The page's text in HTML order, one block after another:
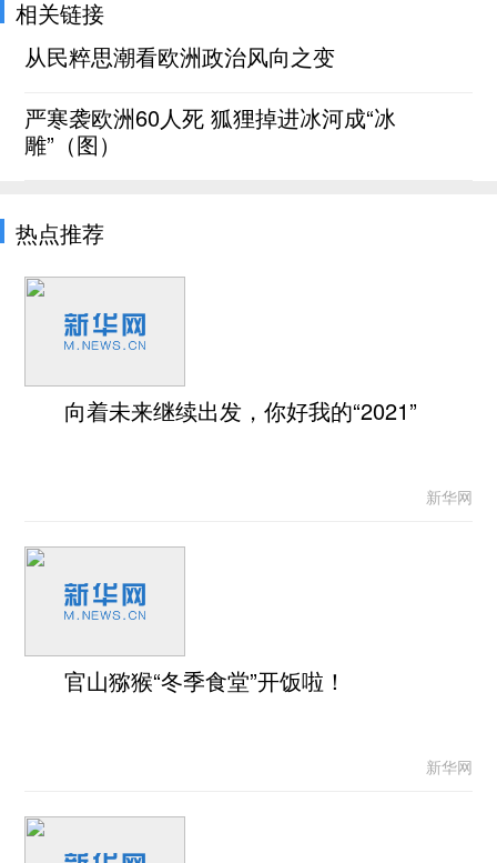
相关链接
从民粹思潮看欧洲政治风向之变
严寒袭欧洲60人死 狐狸掉进冰河成“冰
雕”（图）
热点推荐
向着未来继续出发，你好我的“2021”
新华网
官山猕猴“冬季食堂”开饭啦！
新华网